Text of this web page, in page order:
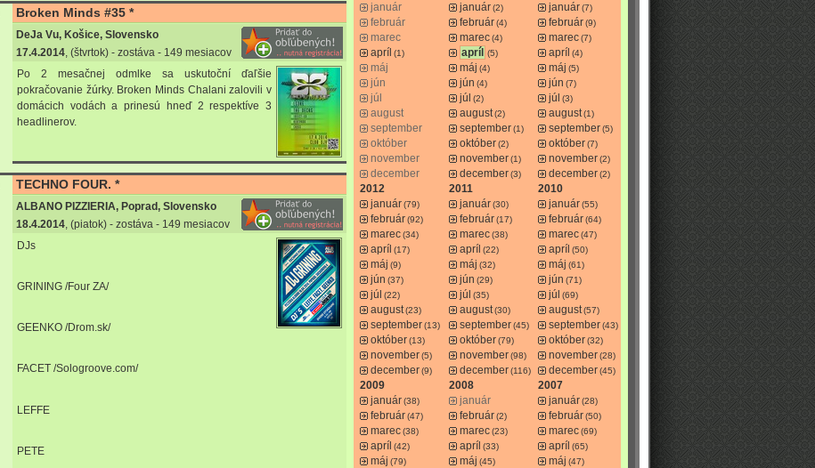
Broken Minds #35 *
DeJa Vu, Košice, Slovensko
17.4.2014, (štvrtok) - zostáva - 149 mesiacov
Po 2 mesačnej odmlke sa uskutoční ďaľšie
pokračovanie žúrky. Broken Minds Chalani zalovili v
domácich vodách a prinesú hneď 2 respektíve 3
headlinerov.
TECHNO FOUR. *
ALBANO PIZZIERIA, Poprad, Slovensko
18.4.2014, (piatok) - zostáva - 149 mesiacov
DJs
GRINING /Four ZA/
GEENKO /Drom.sk/
FACET /Sologroove.com/
LEFFE
PETE
január
február
marec
apríl (1)
máj
jún
júl
august
september
október
november
december
január(2)
február(4)
marec(4)
apríl (5)
máj (4)
jún (4)
júl (2)
august(2)
september(1)
október(2)
november(1)
december(3)
január(7)
február(9)
marec(7)
apríl (4)
máj (5)
jún (7)
júl (3)
august(1)
september(5)
október(7)
november(2)
december(2)
2012
január(79)
február(92)
marec(34)
apríl (17)
máj (9)
jún (37)
júl (22)
august(23)
september(13)
október(13)
november(5)
december(9)
2011
január(30)
február(17)
marec(38)
apríl (22)
máj (32)
jún (29)
júl (35)
august(30)
september(45)
október(79)
november(98)
december(116)
2010
január(55)
február(64)
marec(47)
apríl (50)
máj (61)
jún (71)
júl (69)
august(57)
september(43)
október(32)
november(28)
december(45)
2009
január(38)
február(47)
marec(38)
apríl (42)
máj (79)
2008
január
február(2)
marec(23)
apríl (33)
máj (45)
2007
január(28)
február(50)
marec(69)
apríl (65)
máj (47)